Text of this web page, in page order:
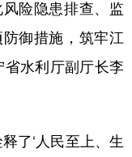
险隐患排查、监
御措施，筑牢江
省水利厅副厅长李
了‘人民至上、生